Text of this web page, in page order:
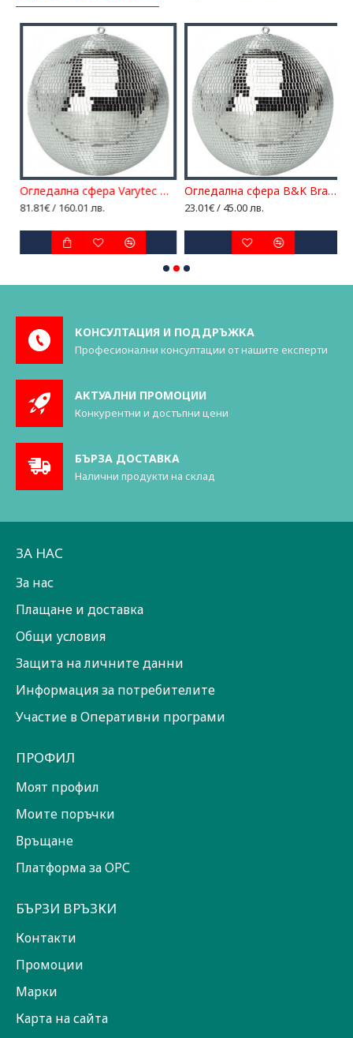
Огледална сфера Varytec Mirror Ball 40cm
81.81€ / 160.01 лв.
Огледална сфера B&K Braun MB-20
23.01€ / 45.00 лв.
КОНСУЛТАЦИЯ И ПОДДРЪЖКА
Професионални консултации от нашите експерти
АКТУАЛНИ ПРОМОЦИИ
Конкурентни и достъпни цени
БЪРЗА ДОСТАВКА
Налични продукти на склад
ЗА НАС
За нас
Плащане и доставка
Общи условия
Защита на личните данни
Информация за потребителите
Участие в Оперативни програми
ПРОФИЛ
Моят профил
Моите поръчки
Връщане
Платформа за ОРС
БЪРЗИ ВРЪЗКИ
Контакти
Промоции
Марки
Карта на сайта